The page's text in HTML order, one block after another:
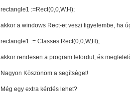
rectangle1 :=Rect(0,0,W,H);
akkor a windows Rect-et veszi figyelembe, ha
rectangle1 := Classes.Rect(0,0,W,H);
akkor rendesen a program lefordul, és
Nagyon Köszönöm a segítséget!
Még egy extra kérdés lehet?